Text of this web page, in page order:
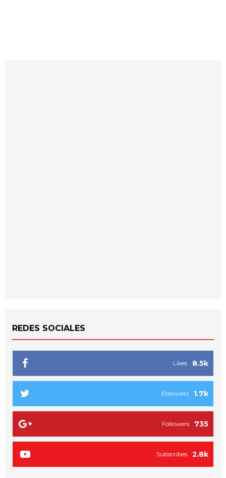
REDES SOCIALES
8.5k
Likes
1.7k
Followers
735
Followers
2.8k
Subscribes